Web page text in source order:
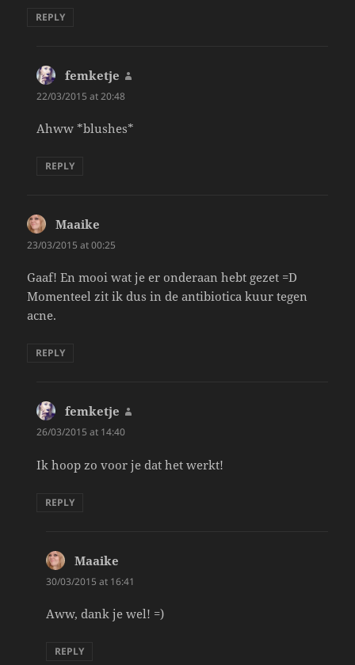
REPLY
femketje
22/03/2015 at 20:48
Ahww *blushes*
REPLY
Maaike
23/03/2015 at 00:25
Gaaf! En mooi wat je er onderaan hebt gezet =D
Momenteel zit ik dus in de antibiotica kuur tegen
acne.
REPLY
femketje
26/03/2015 at 14:40
Ik hoop zo voor je dat het werkt!
REPLY
Maaike
30/03/2015 at 16:41
Aww, dank je wel! =)
REPLY